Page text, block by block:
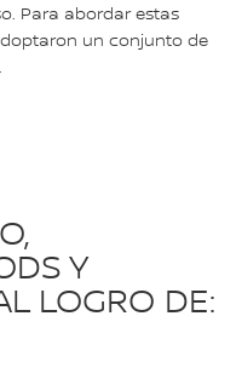
Para abordar estas
un conjunto de
Y
LOGRO DE: